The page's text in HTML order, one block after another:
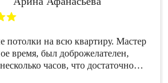
потолки на всю квартиру. Мастер
время, был доброжелателен,
часов, что достаточно